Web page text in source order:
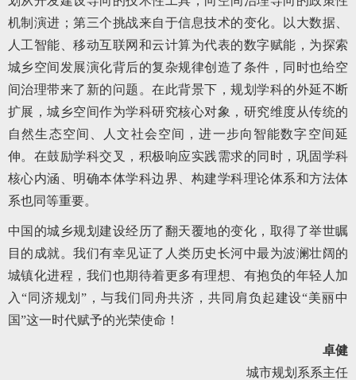
机制演进；第三个挑战来自于信息技术的变化。以大数据、
人工智能、移动互联网和云计算为代表的数字赋能，为探索
城乡空间发展演化背后的复杂规律创造了条件，同时也给空
间治理带来了新的问题。在此背景下，规划学科的外延不断
扩展，城乡空间作为学科研究核心对象，研究维度从传统的
自然生态空间、人文社会空间，进一步向智能数字空间延
伸。在鼓励学科交叉，积极响应实践需求的同时，巩固学科
核心内涵、明确本体学科边界、构建学科理论体系和方法体
系也同等重要。
中国的城乡规划建设经历了翻天覆地的变化，取得了举世瞩
目的成就。我们有幸见证了人类历史长河中最为波澜壮阔的
城镇化进程，我们也期待着更多有理想、有抱负的年轻人加
入“同济规划”，与我们同舟共济，共同肩负起建设“美丽中
国”这一时代赋予的光荣使命！
卓健
城市规划系系主任